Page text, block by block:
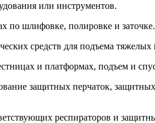
или инструментов.
по шлифовке, полировке и заточке.
средств для подъема
и платформах, подъем и
защитных перчаток,
респираторов и